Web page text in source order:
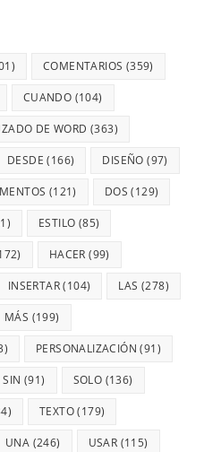
COMENTARIOS (359)
CUANDO (104)
DE WORD (363)
DESDE (166) DISEÑO (97)
(121) DOS (129)
ESTILO (85)
HACER (99)
INSERTAR(104) LAS (278)
MÁS (199)
PERSONALIZACIÓN (91)
SIN (91) SOLO (136)
TEXTO(179)
UNA (246) USAR (115)